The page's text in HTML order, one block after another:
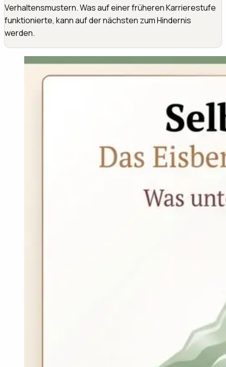
Verhaltensmustern. Was auf einer früheren Karrierestufe
funktionierte, kann auf der nächsten zum Hindernis
werden.